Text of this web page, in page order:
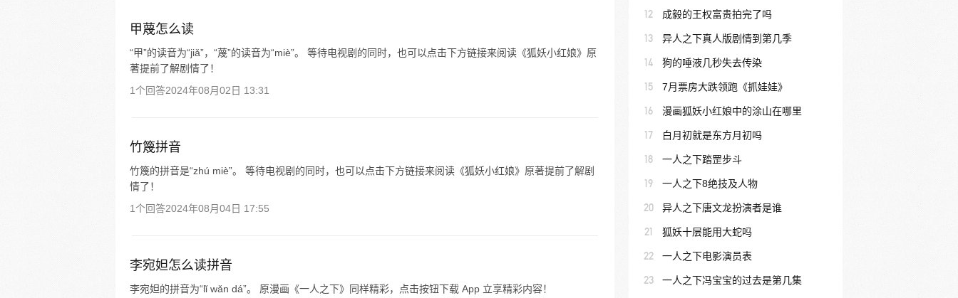
甲蔑怎么读
“甲”的读音为“jiǎ”，“蔑”的读音为“miè”。 等待电视剧的同时，也可以点击下方链接来阅读《狐妖小红娘》原
著提前了解剧情了！
1个回答2024年08月02日 13:31
竹篾拼音
竹篾的拼音是“zhú miè”。 等待电视剧的同时，也可以点击下方链接来阅读《狐妖小红娘》原著提前了解剧
情了！
1个回答2024年08月04日 17:55
李宛妲怎么读拼音
李宛妲的拼音为“lǐ wǎn dá”。 原漫画《一人之下》同样精彩，点击按钮下载 App 立享精彩内容！
12 成毅的王权富贵拍完了吗
13 异人之下真人版剧情到第几季
14 狗的唾液几秒失去传染
15 7月票房大跌领跑《抓娃娃》
16 漫画狐妖小红娘中的涂山在哪里
17 白月初就是东方月初吗
18 一人之下踏罡步斗
19 一人之下8绝技及人物
20 异人之下唐文龙扮演者是谁
21 狐妖十层能用大蛇吗
22 一人之下电影演员表
23 一人之下冯宝宝的过去是第几集